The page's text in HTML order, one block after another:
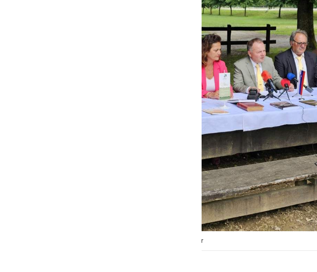
Novinarska konferenca Kasaškega kluba Ljutomer